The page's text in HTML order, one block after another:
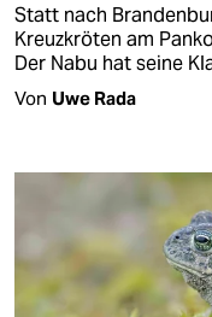
Statt nach
Kreuzkröten am
Der Nabu hat seine
Von Uwe Rada